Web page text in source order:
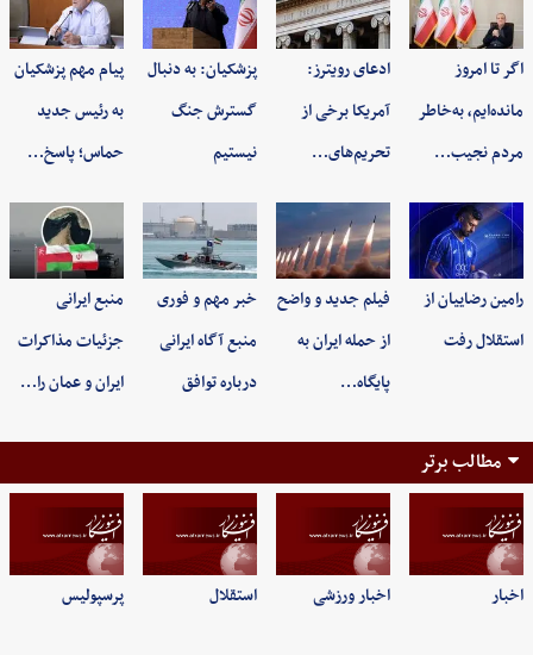
اگر تا امروز
مانده‌ایم، به‌خاطر
مردم نجیب…
ادعای رویترز:
آمریکا برخی از
تحریم‌های…
پزشکیان: به‌ دنبال
گسترش جنگ
نیستیم
پیام مهم پزشکیان
به رئیس جدید
حماس؛ پاسخ…
رامین رضاییان از
استقلال رفت
فیلم جدید و واضح
از حمله ایران به
پایگاه…
خبر مهم و فوری
منبع آگاه ایرانی
درباره توافق
منبع ایرانی
جزئیات مذاکرات
ایران و عمان را…
مطالب برتر
اخبار اخبار ورزشی استقلال پرسپولیس